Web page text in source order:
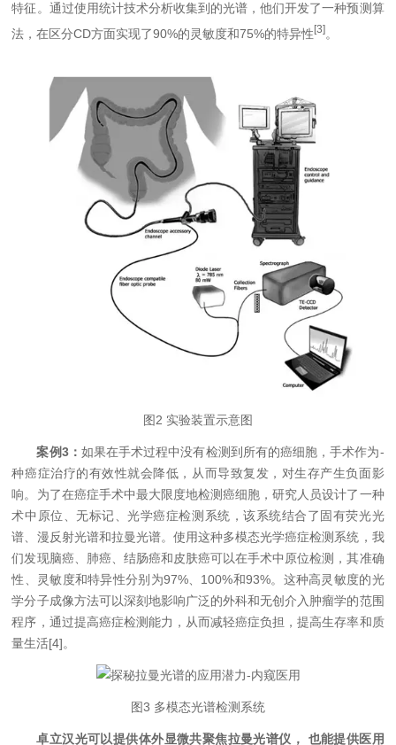
特征。通过使用统计技术分析收集到的光谱，他们开发了一种预测算
法，在区分CD方面实现了90%的灵敏度和75%的特异性 [3] 。
图2 实验装置示意图
案例3： 如果在手术过程中没有检测到所有的癌细胞，手术作为-
种癌症治疗的有效性就会降低，从而导致复发，对生存产生负面影
响。为了在癌症手术中最大限度地检测癌细胞，研究人员设计了一种
术中原位、无标记、光学癌症检测系统，该系统结合了固有荧光光
谱、漫反射光谱和拉曼光谱。使用这种多模态光学癌症检测系统，我
们发现脑癌、肺癌、结肠癌和皮肤癌可以在手术中原位检测，其准确
性、灵敏度和特异性分别为97%、100%和93%。这种高灵敏度的光
学分子成像方法可以深刻地影响广泛的外科和无创介入肿瘤学的范围
程序，通过提高癌症检测能力，从而减轻癌症负担，提高生存率和质
量生活[4]。
图3 多模态光谱检测系统
卓立汉光可以提供体外显微共聚焦拉曼光谱仪， 也能提供医用